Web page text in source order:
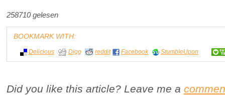
258710 gelesen
BOOKMARK WITH:
Delicious Digg reddit Facebook StumbleUpon
Did you like this article? Leave me a